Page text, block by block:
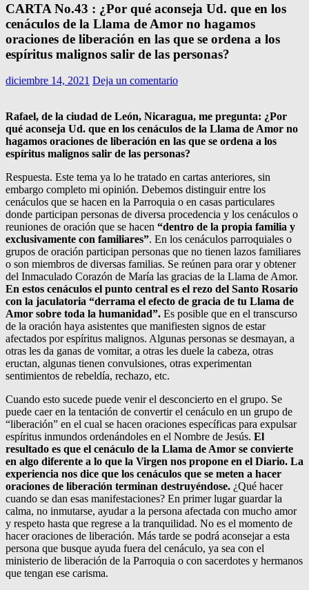
CARTA No.43 : ¿Por qué aconseja Ud. que en los
cenáculos de la Llama de Amor no hagamos
oraciones de liberación en las que se ordena a los
espíritus malignos salir de las personas?
diciembre 14, 2021 Deja un comentario
Rafael, de la ciudad de León, Nicaragua, me pregunta: ¿Por
qué aconseja Ud. que en los cenáculos de la Llama de Amor no
hagamos oraciones de liberación en las que se ordena a los
espíritus malignos salir de las personas?
Respuesta. Este tema ya lo he tratado en cartas anteriores, sin
embargo completo mi opinión. Debemos distinguir entre los
cenáculos que se hacen en la Parroquia o en casas particulares
donde participan personas de diversa procedencia y los cenáculos o
reuniones de oración que se hacen “dentro de la propia familia y
exclusivamente con familiares”. En los cenáculos parroquiales o
grupos de oración participan personas que no tienen lazos familiares
o son miembros de diversas familias. Se reúnen para orar y obtener
del Inmaculado Corazón de María las gracias de la Llama de Amor.
En estos cenáculos el punto central es el rezo del Santo Rosario
con la jaculatoria “derrama el efecto de gracia de tu Llama de
Amor sobre toda la humanidad”. Es posible que en el transcurso
de la oración haya asistentes que manifiesten signos de estar
afectados por espíritus malignos. Algunas personas se desmayan, a
otras les da ganas de vomitar, a otras les duele la cabeza, otras
eructan, algunas tienen convulsiones, otras experimentan
sentimientos de rebeldía, rechazo, etc.
Cuando esto sucede puede venir el desconcierto en el grupo. Se
puede caer en la tentación de convertir el cenáculo en un grupo de
“liberación” en el cual se hacen oraciones específicas para expulsar
espíritus inmundos ordenándoles en el Nombre de Jesús. El
resultado es que el cenáculo de la Llama de Amor se convierte
en algo diferente a lo que la Virgen nos propone en el Diario. La
experiencia nos dice que los cenáculos que se meten a hacer
oraciones de liberación terminan destruyéndose. ¿Qué hacer
cuando se dan esas manifestaciones? En primer lugar guardar la
calma, no inmutarse, ayudar a la persona afectada con mucho amor
y respeto hasta que regrese a la tranquilidad. No es el momento de
hacer oraciones de liberación. Más tarde se podrá aconsejar a esta
persona que busque ayuda fuera del cenáculo, ya sea con el
ministerio de liberación de la Parroquia o con sacerdotes y hermanos
que tengan ese carisma.